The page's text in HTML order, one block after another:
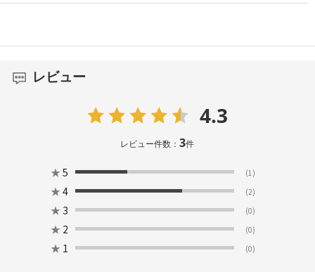
レビュー
4.3
レビュー件数：3件
★ 5 (1)
★ 4 (2)
★ 3 (0)
★ 2 (0)
★ 1 (0)